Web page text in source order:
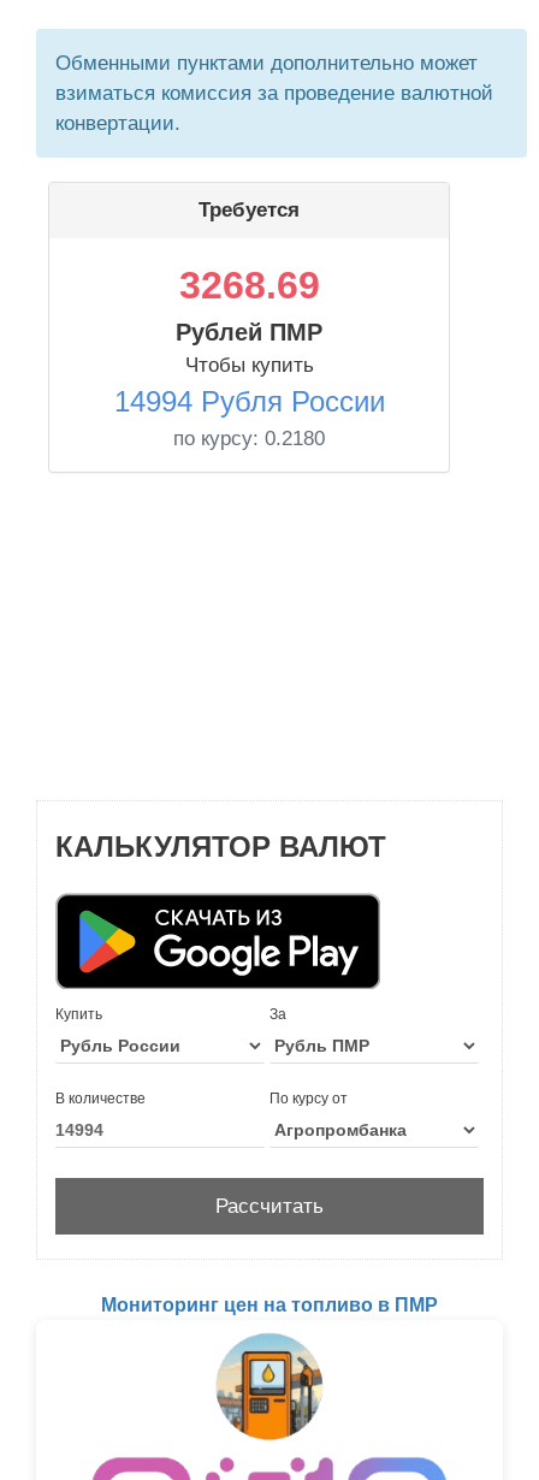
Обменными пунктами дополнительно может
взиматься комиссия за проведение валютной
конвертации.
Требуется
3268.69
Рублей ПМР
Чтобы купить
14994 Рубля России
по курсу: 0.2180
КАЛЬКУЛЯТОР ВАЛЮТ
Купить За
В количестве По курсу от
Мониторинг цен на топливо в ПМР